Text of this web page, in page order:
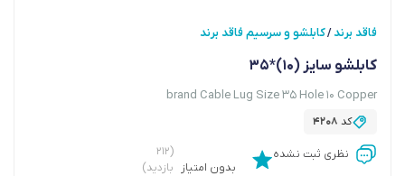
فاقد برند/کابلشو و سرسیم فاقد برند
کابلشو سایز (10)*35
brand Cable Lug Size 35 Hole 10 Copper
کد 4208
نظری ثبت نشده
بدون امتیاز
(۲۱۲
بازدید)